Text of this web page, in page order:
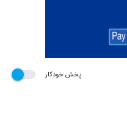
پخش خودکار